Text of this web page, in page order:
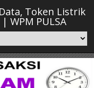
Token Listrik
WPM PULSA